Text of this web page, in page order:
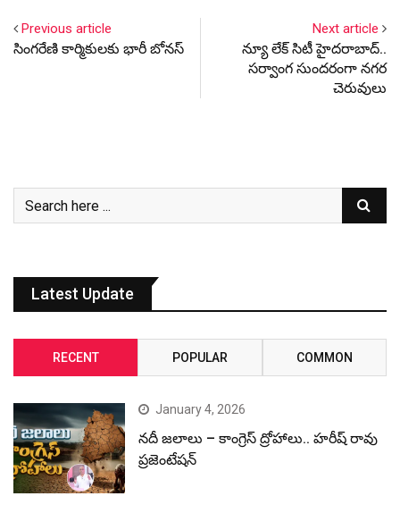
Previous article
సింగ‌రేణి కార్మికుల‌కు భారీ బోనస్
Next article
న్యూ లేక్‌ సిటీ హైద‌రాబాద్‌..
స‌ర్వాంగ సుంద‌రంగా న‌గ‌ర
చెరువులు
Latest Update
RECENT POPULAR COMMON
January 4, 2026
నదీ జలాలు – కాంగ్రెస్ ద్రోహాలు.. హరీష్ రావు
ప్రజెంటేషన్